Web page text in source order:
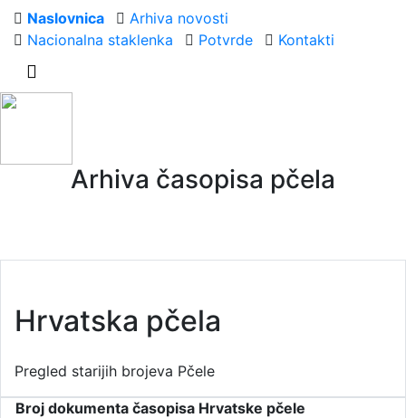
Naslovnica
Arhiva novosti
Nacionalna staklenka
Potvrde Kontakti
Arhiva časopisa pčela
Hrvatska pčela
Pregled starijih brojeva Pčele
Broj dokumenta časopisa Hrvatske pčele